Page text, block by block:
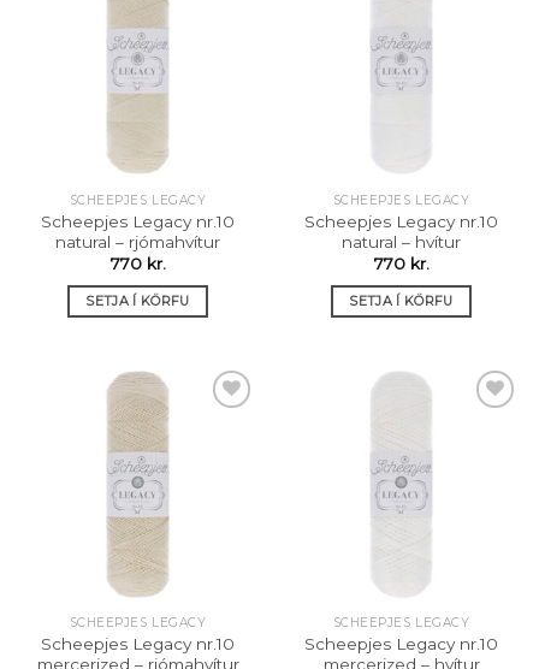
SCHEEPJES LEGACY
Scheepjes Legacy nr.10
natural – rjómahvítur
770 kr.
SETJA Í KÖRFU
SCHEEPJES LEGACY
Scheepjes Legacy nr.10
natural – hvítur
770 kr.
SETJA Í KÖRFU
SCHEEPJES LEGACY
Scheepjes Legacy nr.10
mercerized – rjómahvítur
SCHEEPJES LEGACY
Scheepjes Legacy nr.10
mercerized – hvítur